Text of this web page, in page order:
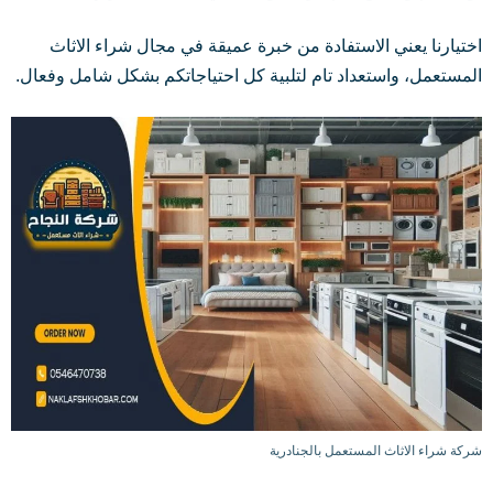
اختيارنا يعني الاستفادة من خبرة عميقة في مجال شراء الاثاث
المستعمل، واستعداد تام لتلبية كل احتياجاتكم بشكل شامل وفعال.
شركة شراء الاثاث المستعمل بالجنادرية